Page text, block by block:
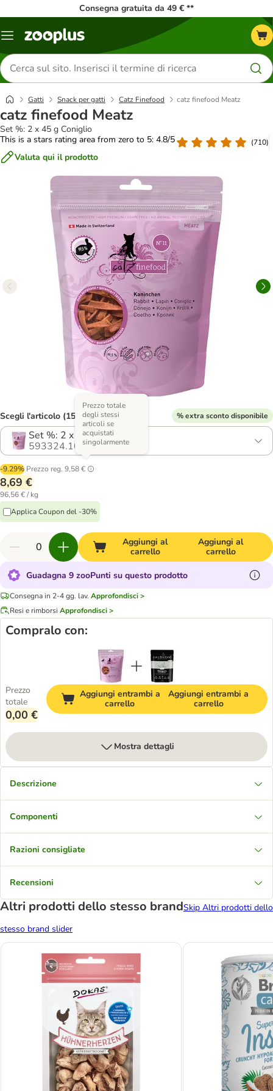
Consegna gratuita da 49 € **
Overview
Cerca
prodotti
Gatti Snack per gatti Catz Finefood catz finefood Meatz
catz finefood Meatz
Set %: 2 x 45 g Coniglio
This is a stars rating area from zero to 5: 4.8/5
(710)
Valuta qui il prodotto
Scegli l'articolo (15 varianti) % extra sconto disponibile
Set %: 2 x 45 g Coniglio
593324.10
-9.29% Prezzo reg. 9,58 €
Prezzo totale
degli stessi
articoli se
acquistati
singolarmente
8,69 €
96,56 € / kg
Applica Coupon del -30%
Aggiungi al
carrello
Aggiungi al
carrello
Guadagna 9 zooPunti su questo prodotto
Consegna in 2-4 gg. lav. Approfondisci >
Resi e rimborsi Approfondisci >
Compralo con:
Prezzo
totale
0,00 €
Aggiungi entrambi a
carrello
Aggiungi entrambi a
carrello
Mostra dettagli
Descrizione
Componenti
Razioni consigliate
Recensioni
Altri prodotti dello stesso brandSkip Altri prodotti dello
stesso brand slider